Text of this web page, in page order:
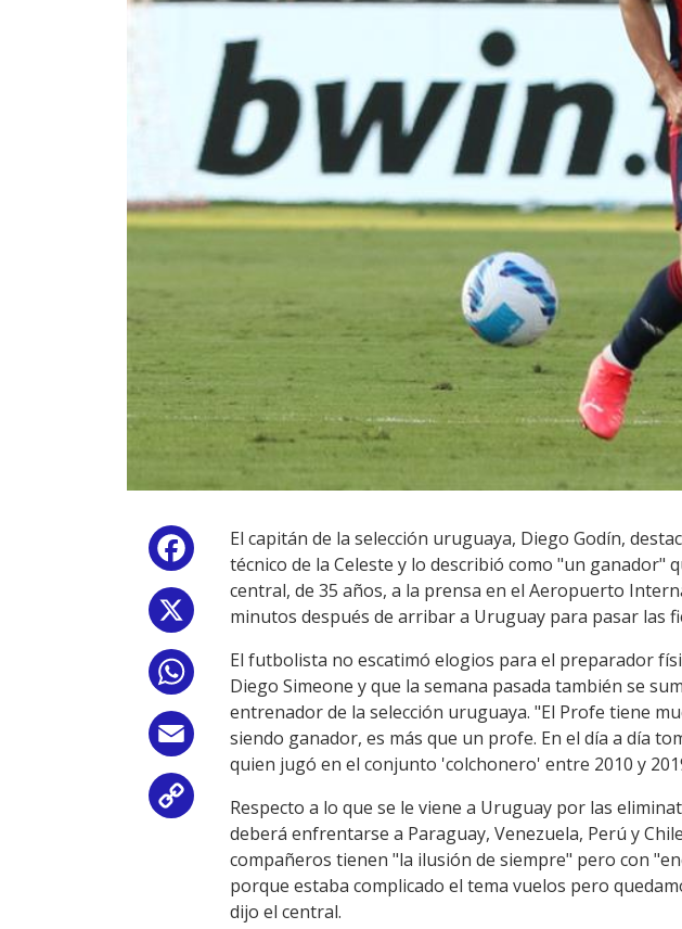
Facebook
WhatsApp
Email
Copy
Link
El capitán de la selección uruguaya, Diego Godín,
técnico de la Celeste y lo describió como "un ganador"
central, de 35 años, a la prensa en el Aeropuerto
minutos después de arribar a Uruguay para pasar las
El futbolista no escatimó elogios para el preparador
Diego Simeone y que la semana pasada también se
entrenador de la selección uruguaya. "El Profe tiene
siendo ganador, es más que un profe. En el día a día
quien jugó en el conjunto 'colchonero' entre 2010 y
Respecto a lo que se le viene a Uruguay por las
deberá enfrentarse a Paraguay, Venezuela, Perú y
compañeros tienen "la ilusión de siempre" pero con
porque estaba complicado el tema vuelos pero
dijo el central.